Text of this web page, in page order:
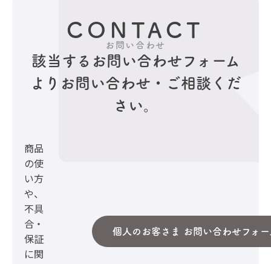
CONTACT
お問い合わせ
該当するお問い合わせフォーム
より お問い合わせ・ご相談くだ
さい。
商品
の使
い方
や、
不具
合・
保証
に関
個人のお客さま お問い合わせフォー